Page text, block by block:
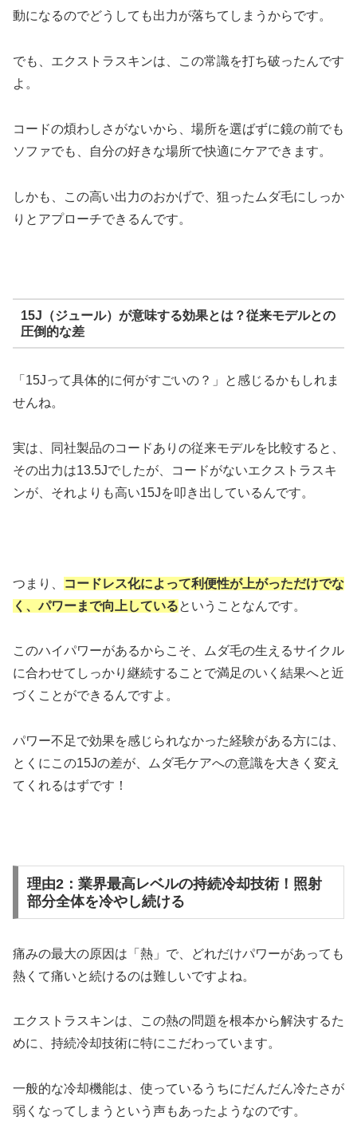
動になるのでどうしても出力が落ちてしまうからです。
でも、エクストラスキンは、この常識を打ち破ったんです
よ。
コードの煩わしさがないから、場所を選ばずに鏡の前でも
ソファでも、自分の好きな場所で快適にケアできます。
しかも、この高い出力のおかげで、狙ったムダ毛にしっか
りとアプローチできるんです。
15J（ジュール）が意味する効果とは？従来モデルとの
圧倒的な差
「15Jって具体的に何がすごいの？」と感じるかもしれま
せんね。
実は、同社製品のコードありの従来モデルを比較すると、
その出力は13.5Jでしたが、コードがないエクストラスキ
ンが、それよりも高い15Jを叩き出しているんです。
つまり、
コードレス化によって利便性が上がっただけでな
く、パワーまで向上しているということなんです。
このハイパワーがあるからこそ、ムダ毛の生えるサイクル
に合わせてしっかり継続することで満足のいく結果へと近
づくことができるんですよ。
パワー不足で効果を感じられなかった経験がある方には、
とくにこの15Jの差が、ムダ毛ケアへの意識を大きく変え
てくれるはずです！
理由2：業界最高レベルの持続冷却技術！照射
部分全体を冷やし続ける
痛みの最大の原因は「熱」で、どれだけパワーがあっても
熱くて痛いと続けるのは難しいですよね。
エクストラスキンは、この熱の問題を根本から解決するた
めに、持続冷却技術に特にこだわっています。
一般的な冷却機能は、使っているうちにだんだん冷たさが
弱くなってしまうという声もあったようなのです。